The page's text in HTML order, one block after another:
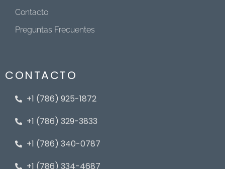
Contacto
Preguntas Frecuentes
CONTACTO
+1 (786) 925-1872
+1 (786) 329-3833
+1 (786) 340-0787
+1 (786) 334-4687